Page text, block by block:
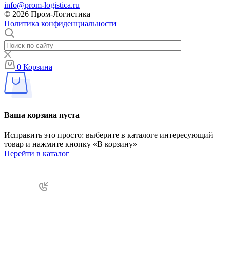
info@prom-logistica.ru
© 2026 Пром-Логистика
Политика конфиденциальности
0 Корзина
Ваша корзина пуста
Исправить это просто: выберите в каталоге интересующий
товар и нажмите кнопку «В корзину»
Перейти в каталог